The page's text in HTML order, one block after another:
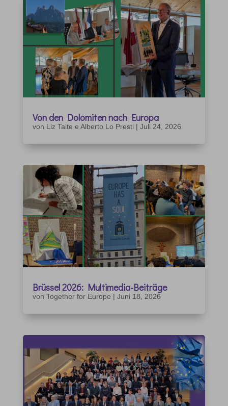
Von den Dolomiten nach Europa
von Liz Taite e Alberto Lo Presti | Juli 24, 2026
Brüssel 2026: Multimedia-Beiträge
von Together for Europe | Juni 18, 2026